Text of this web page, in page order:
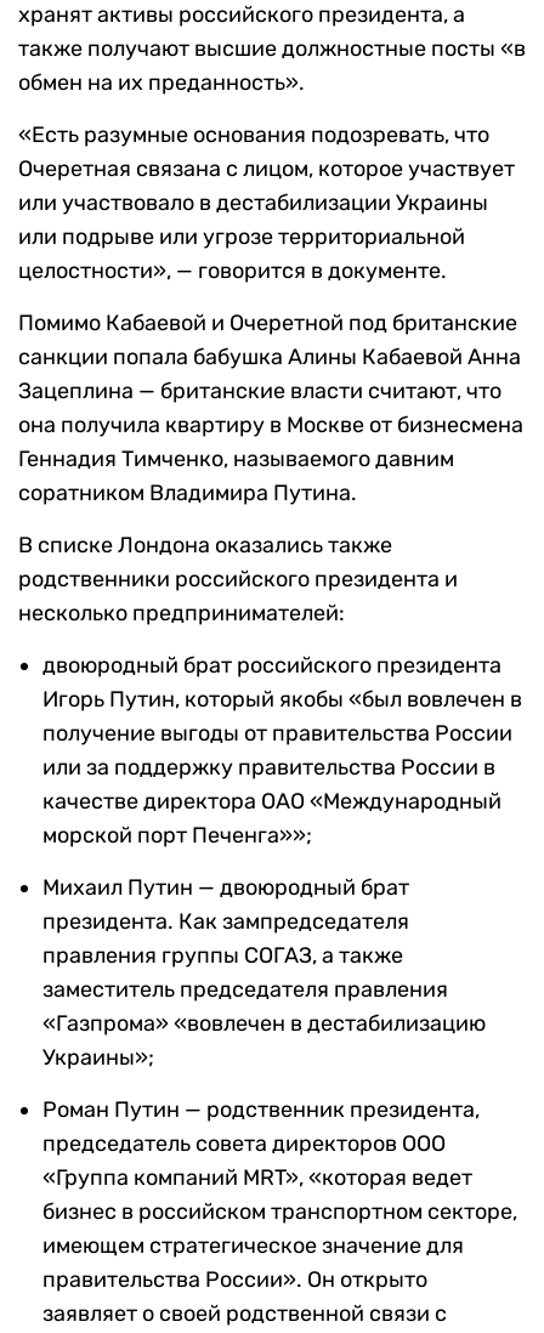
хранят активы российского президента, а
также получают высшие должностные посты «в
обмен на их преданность».
«Есть разумные основания подозревать, что
Очеретная связана с лицом, которое участвует
или участвовало в дестабилизации Украины
или подрыве или угрозе территориальной
целостности», — говорится в документе.
Помимо Кабаевой и Очеретной под британские
санкции попала бабушка Алины Кабаевой Анна
Зацеплина — британские власти считают, что
она получила квартиру в Москве от бизнесмена
Геннадия Тимченко, называемого давним
соратником Владимира Путина.
В списке Лондона оказались также
родственники российского президента и
несколько предпринимателей:
двоюродный брат российского президента
Игорь Путин, который якобы «был вовлечен в
получение выгоды от правительства России
или за поддержку правительства России в
качестве директора ОАО «Международный
морской порт Печенга»»;
Михаил Путин — двоюродный брат
президента. Как зампредседателя
правления группы СОГАЗ, а также
заместитель председателя правления
«Газпрома» «вовлечен в дестабилизацию
Украины»;
Роман Путин — родственник президента,
председатель совета директоров ООО
«Группа компаний MRT», «которая ведет
бизнес в российском транспортном секторе,
имеющем стратегическое значение для
правительства России». Он открыто
заявляет о своей родственной связи с